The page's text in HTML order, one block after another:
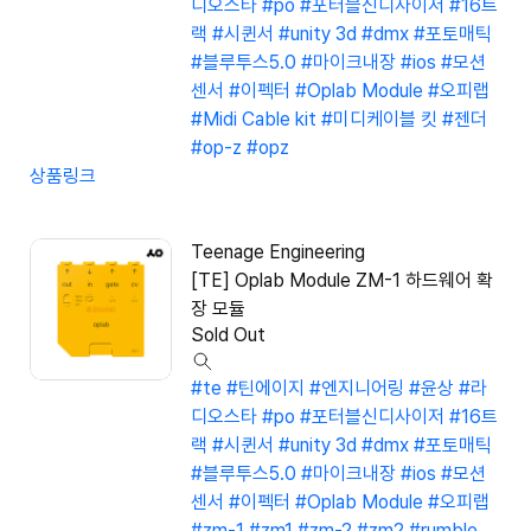
디오스타 #po #포터블신디사이저 #16트
랙 #시퀸서 #unity 3d #dmx #포토매틱
#블루투스5.0 #마이크내장 #ios #모션
센서 #이펙터 #Oplab Module #오피랩
#Midi Cable kit #미디케이블 킷 #젠더
#op-z #opz
상품링크
Teenage Engineering
[TE] Oplab Module ZM-1 하드웨어 확
장 모듈
Sold Out
#te #틴에이지 #엔지니어링 #윤상 #라
디오스타 #po #포터블신디사이저 #16트
랙 #시퀸서 #unity 3d #dmx #포토매틱
#블루투스5.0 #마이크내장 #ios #모션
센서 #이펙터 #Oplab Module #오피랩